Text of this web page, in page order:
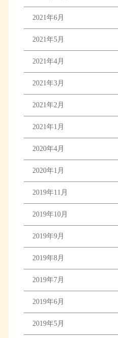
2021年6月
2021年5月
2021年4月
2021年3月
2021年2月
2021年1月
2020年4月
2020年1月
2019年11月
2019年10月
2019年9月
2019年8月
2019年7月
2019年6月
2019年5月